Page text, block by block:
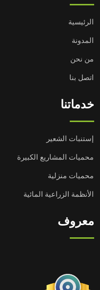
الرئيسية
المدونة
من نحن
اتصل بنا
خدماتنا
إستنبات الشعير
محميات المشاريع الكبيرة
محميات منزلية
الأنظمة الزراعية المائية
معروف